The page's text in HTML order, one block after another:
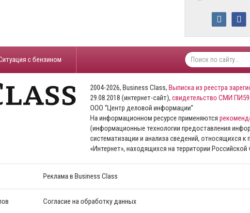
с бензином
2004-2026, Business Class, Выписка из реестра
29.08.2018 (интернет-сайт), свидетельство СМИ
ООО “Центр деловой информации”
На информационном ресурсе применяются
(информационные технологии предоставления
систематизации и анализа сведений, относящихся к
«Интернет», находящихся на территории Российской
Реклама в Business Class
Согласие на обработку данных